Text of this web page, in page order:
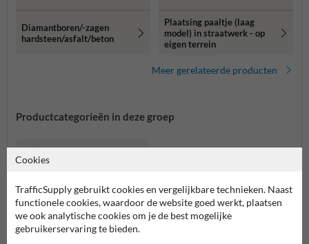
Diamantboren/-zagen
hardsteen/asfalt/beton
Plaatsing paaltje (laag
model) in straatwerk - op
eigen terrein
Meer gerelateerde producten
Productcategorieën in deze groep
Cookies
TrafficSupply gebruikt cookies en vergelijkbare technieken. Naast
functionele cookies, waardoor de website goed werkt, plaatsen
we ook analytische cookies om je de best mogelijke
gebruikerservaring te bieden.